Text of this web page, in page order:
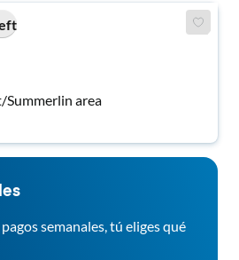
Summerlin area
semanales, tú eliges qué